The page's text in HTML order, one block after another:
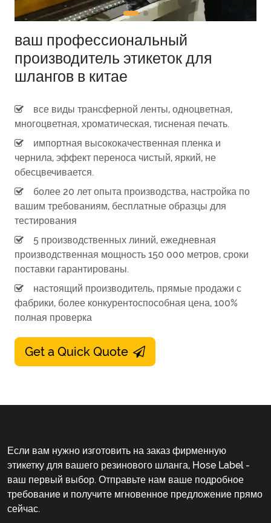
ваш профессиональный
производитель этикеток для
шлангов в китае
все виды трансферной ленты, одноцветная,
многоцветная, хроматическая, тисненая печать.
импортная высококачественная пленка и
чернила, эффект переноса чистый, яркий, не
обесцвечивается.
более 20 лет опыта производства, настройка по
вашим требованиям, бесплатные образцы для
тестирования
5 производственных линий, ежедневная
производственная мощность 150 000 метров, сроки
поставки гарантированы.
настоящий производитель, прямые продажи с
фабрики, более конкурентоспособная цена, 100%
полная проверка
Get a Quick Quote
Если вам нужно изготовить на заказ фирменную
этикетку для вашего резинового шланга, Hose Label -
ваш первый выбор. Отправьте нам ваше подробное
требование и получите мгновенное предложение прямо
сейчас.